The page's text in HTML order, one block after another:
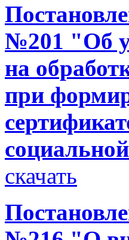
№201 "Об
на
при
скачать